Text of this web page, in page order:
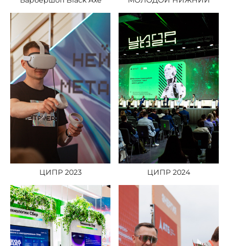
ЦИПР 2023 ЦИПР 2024